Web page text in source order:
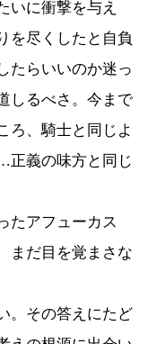
いに衝撃を与え
尽くしたと自負
たらいいのか迷っ
しるべさ。今まで
ろ、騎士と同じよ
正義の味方と同じ
たアフューカス
まだ目を覚まさな
。その答えにたど